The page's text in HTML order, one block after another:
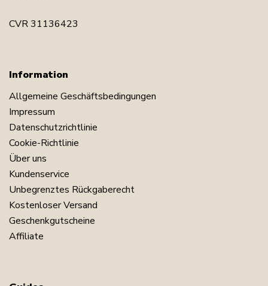
CVR 31136423
Information
Allgemeine Geschäftsbedingungen
Impressum
Datenschutzrichtlinie
Cookie-Richtlinie
Über uns
Kundenservice
Unbegrenztes Rückgaberecht
Kostenloser Versand
Geschenkgutscheine
Affiliate